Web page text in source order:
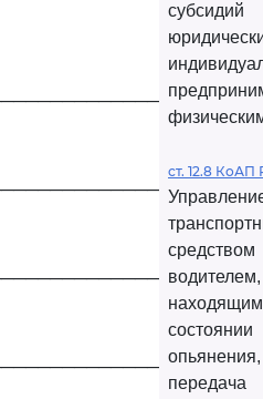
субсидий
ст. 12.8 КоАП
средством
водителем,
состоянии
опьянения,
передача